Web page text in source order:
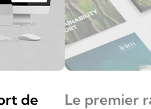
de
Le premier